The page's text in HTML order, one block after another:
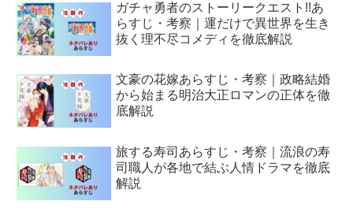
ガチャ勇者のストーリークエスト!!あ
らすじ・考察｜運だけで異世界を生き
抜く理不尽コメディを徹底解説
文豪の花嫁あらすじ・考察｜政略結婚
から始まる明治大正ロマンの正体を徹
底解説
旅する寿司あらすじ・考察｜流浪の寿
司職人が各地で結ぶ人情ドラマを徹底
解説